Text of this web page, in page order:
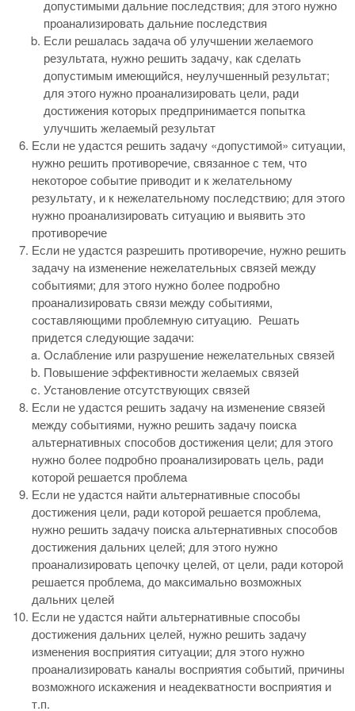
допустимыми дальние последствия; для этого нужно
проанализировать дальние последствия
Если решалась задача об улучшении желаемого
результата, нужно решить задачу, как сделать
допустимым имеющийся, неулучшенный результат;
для этого нужно проанализировать цели, ради
достижения которых предпринимается попытка
улучшить желаемый результат
Если не удастся решить задачу «допустимой» ситуации,
нужно решить противоречие, связанное с тем, что
некоторое событие приводит и к желательному
результату, и к нежелательному последствию; для этого
нужно проанализировать ситуацию и выявить это
противоречие
Если не удастся разрешить противоречие, нужно решить
задачу на изменение нежелательных связей между
событиями; для этого нужно более подробно
проанализировать связи между событиями,
составляющими проблемную ситуацию. Решать
придется следующие задачи:
Ослабление или разрушение нежелательных связей
Повышение эффективности желаемых связей
Установление отсутствующих связей
Если не удастся решить задачу на изменение связей
между событиями, нужно решить задачу поиска
альтернативных способов достижения цели; для этого
нужно более подробно проанализировать цель, ради
которой решается проблема
Если не удастся найти альтернативные способы
достижения цели, ради которой решается проблема,
нужно решить задачу поиска альтернативных способов
достижения дальних целей; для этого нужно
проанализировать цепочку целей, от цели, ради которой
решается проблема, до максимально возможных
дальних целей
Если не удастся найти альтернативные способы
достижения дальних целей, нужно решить задачу
изменения восприятия ситуации; для этого нужно
проанализировать каналы восприятия событий, причины
возможного искажения и неадекватности восприятия и
т.п.